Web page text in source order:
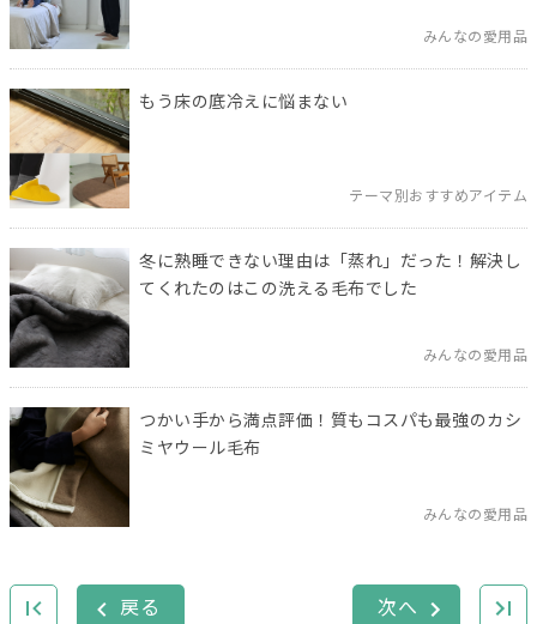
みんなの愛用品
テーマ別おすすめアイテム
もう床の底冷えに悩まない
みんなの愛用品
冬に熟睡できない理由は「蒸れ」だった！解決し
てくれたのはこの洗える毛布でした
みんなの愛用品
つかい手から満点評価！質もコスパも最強のカシ
ミヤウール毛布